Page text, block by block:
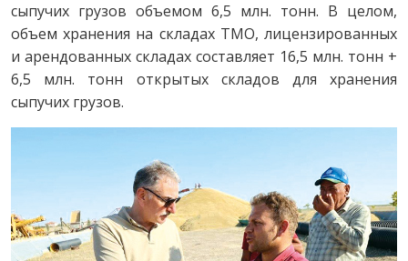
сыпучих грузов объемом 6,5 млн. тонн. В целом,
объем хранения на складах ТМО, лицензированных
и арендованных складах составляет 16,5 млн. тонн +
6,5 млн. тонн открытых складов для хранения
сыпучих грузов.